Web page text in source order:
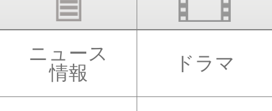
ニュース
情報
ドラマ